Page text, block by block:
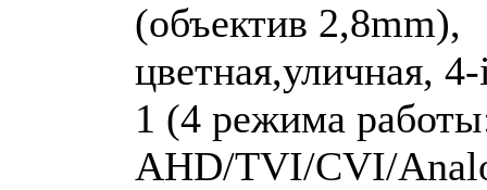
(объектив 2,8mm),
цветная,уличная,
1 (4 режима
AHD/TVI/CVI/